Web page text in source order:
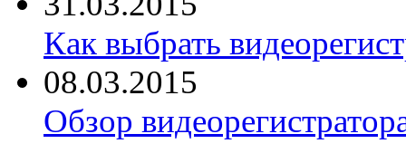
Как выбрать
08.03.2015
Обзор